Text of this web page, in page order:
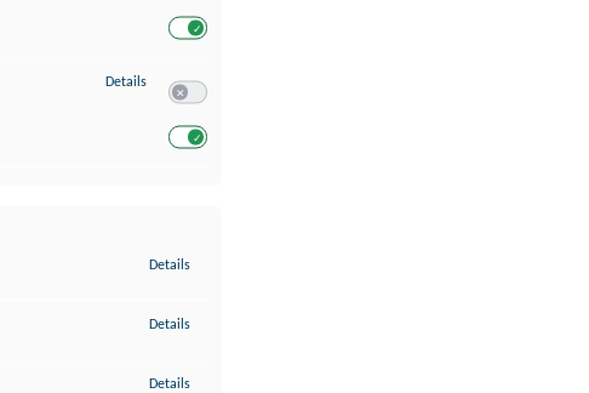
Details zu Entwicklung und Verbesserung der Angebote
Details
Details
Details